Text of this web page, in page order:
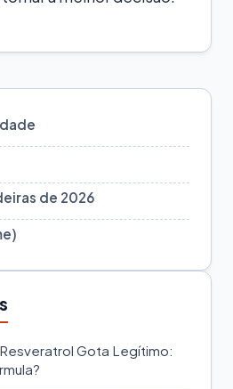
de 2026
Gota Legítimo: